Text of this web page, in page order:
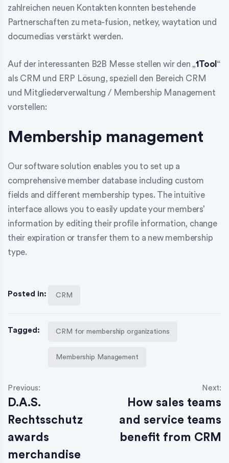
zahlreichen neuen Kontakten konnten bestehende
Partnerschaften zu meta-fusion, netkey, waytation und
documedias verstärkt werden.
Auf der interessanten B2B Messe stellen wir den „1Tool “
als CRM und ERP Lösung, speziell den Bereich CRM
und Mitgliederverwaltung / Membership Management
vorstellen:
Membership management
Our software solution enables you to set up a
comprehensive member database including custom
fields and different membership types. The intuitive
interface allows you to easily update your members’
information by editing their profile information, change
their expiration or transfer them to a new membership
type.
Posted in: CRM
Tagged: CRM for membership organizations
Membership Management
Previous:
D.A.S.
Rechtsschutz
awards
merchandise
Next:
How sales teams
and service teams
benefit from CRM